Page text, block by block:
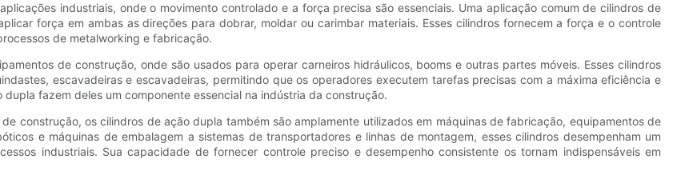
industriais, onde o movimento controlado e a força precisa são essenciais. Uma aplicação comum de cilindros de
força em ambas as direções para dobrar, moldar ou carimbar materiais. Esses cilindros fornecem a força e o controle
de metalworking e fabricação.
de construção, onde são usados ​​para operar carneiros hidráulicos, booms e outras partes móveis. Esses cilindros
escavadeiras e escavadeiras, permitindo que os operadores executem tarefas precisas com a máxima eficiência e
fazem deles um componente essencial na indústria da construção.
construção, os cilindros de ação dupla também são amplamente utilizados em máquinas de fabricação, equipamentos de
e máquinas de embalagem a sistemas de transportadores e linhas de montagem, esses cilindros desempenham um
industriais. Sua capacidade de fornecer controle preciso e desempenho consistente os tornam indispensáveis ​​em